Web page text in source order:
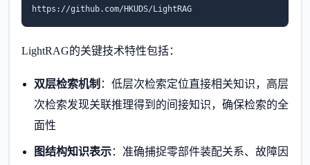
https://github.com/HKUDS/LightRAG
LightRAG的关键技术特性包括：
双层检索机制 ：低层次检索定位直接相关知识，高层
次检索发现关联推理得到的间接知识，确保检索的全
面性
图结构知识表示：准确捕捉零部件装配关系、故障因